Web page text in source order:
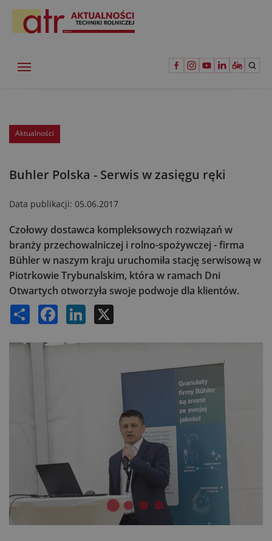
Aktualności
Buhler Polska - Serwis w zasięgu ręki
Data publikacji: 05.06.2017
Czołowy dostawca kompleksowych rozwiązań w
branży przechowalniczej i rolno-spożywczej - firma
Bühler w naszym kraju uruchomiła stację serwisową w
Piotrkowie Trybunalskim, która w ramach Dni
Otwartych otworzyła swoje podwoje dla klientów.
Share Facebook LinkedIn